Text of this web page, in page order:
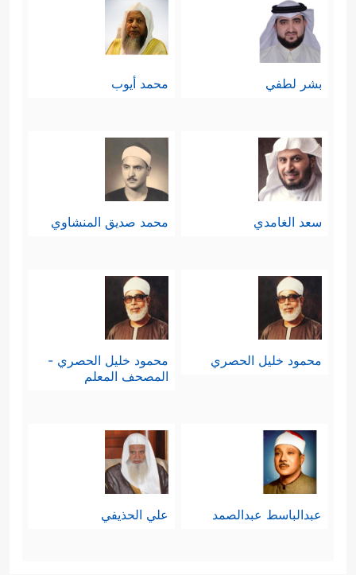
بشر لطفي محمد أيوب
سعد الغامدي محمد صديق المنشاوي
محمود خليل الحصري
محمود خليل الحصري -
المصحف المعلم
عبدالباسط عبدالصمد علي الحذيفي